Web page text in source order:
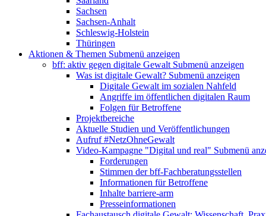
Sachsen
Sachsen-Anhalt
Schleswig-Holstein
Thüringen
Aktionen & Themen Submenü anzeigen
bff: aktiv gegen digitale Gewalt Submenü anzeigen
Was ist digitale Gewalt? Submenü anzeigen
Digitale Gewalt im sozialen Nahfeld
Angriffe im öffentlichen digitalen Raum
Folgen für Betroffene
Projektbereiche
Aktuelle Studien und Veröffentlichungen
Aufruf #NetzOhneGewalt
Video-Kampagne "Digital und real" Submenü
Forderungen
Stimmen der bff-Fachberatungsstellen
Informationen für Betroffene
Inhalte barriere-arm
Presseinformationen